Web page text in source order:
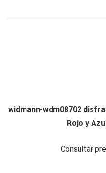
widmann-wdm08702
Rojo y
Consultar